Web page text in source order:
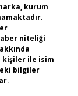
kurum
niteliği
kişiler ile isim
bilgiler